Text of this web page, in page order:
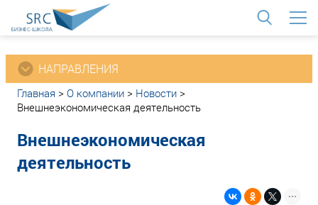
НАПРАВЛЕНИЯ
Главная > О компании > Новости >
Внешнеэкономическая деятельность
Внешнеэкономическая
деятельность